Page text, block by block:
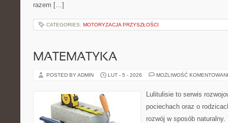
razem […]
CATEGORIES: MOTORYZACJA PRZYSZŁOŚCI
MATEMATYKA
POSTED BY ADMIN LUT - 5 - 2026 MOŻLIWOŚĆ
Lulitulisie to serwis
pociechach oraz o
rozwój w sposób